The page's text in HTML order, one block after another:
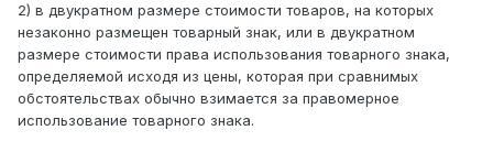
2) в двукратном размере стоимости товаров, на которых
незаконно размещен товарный знак, или в двукратном
размере стоимости права использования товарного знака,
определяемой исходя из цены, которая при сравнимых
обстоятельствах обычно взимается за правомерное
использование товарного знака.